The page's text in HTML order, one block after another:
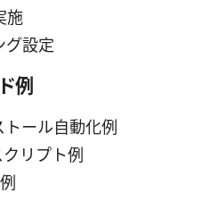
施
グ設定
例
ール自動化例
リプト例